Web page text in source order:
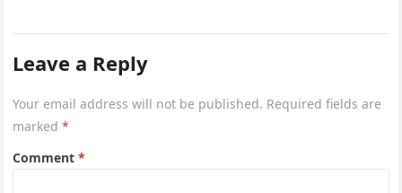
Leave a Reply
Your email address will not be published. Required fields are
marked*
Comment*